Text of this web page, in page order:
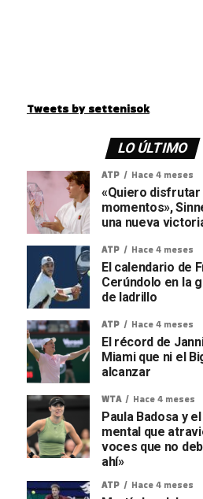
Tweets by settenisok
LO ÚLTIMO
ATP Hace 4 meses
«Quiero
momentos»,
una nueva
ATP Hace 4 meses
El calendario de
Cerúndolo en la
de ladrillo
ATP Hace 4 meses
El récord de
Miami que ni el
alcanzar
WTA Hace 4 meses
Paula Badosa y
mental que
voces que no
ahí»
ATP Hace 4 meses